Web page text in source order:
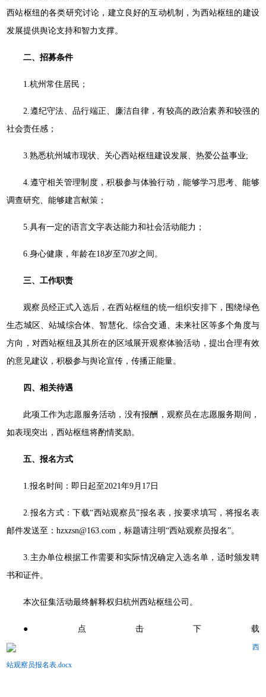
西站枢纽的各类研究讨论，建立良好的互动机制，为西站枢纽的建设
发展提供舆论支持和智力支撑。
二、招募条件
1.杭州常住居民；
2.遵纪守法、品行端正、廉洁自律，有较高的政治素养和较强的
社会责任感；
3.熟悉杭州城市现状、关心西站枢纽建设发展、热爱公益事业;
4.遵守相关管理制度，积极参与体验行动，能够学习思考、能够
调查研究、能够建言献策；
5.具有一定的语言文字表达能力和社会活动能力；
6.身心健康，年龄在18岁至70岁之间。
三、工作职责
观察员经正式入选后，在西站枢纽的统一组织安排下，围绕绿色
生态城区、站城综合体、智慧化、综合交通、未来社区等多个角度与
方向，对西站枢纽及其所在的区域展开观察体验活动，提出合理有效
的意见建议，积极参与舆论宣传，传播正能量。
四、相关待遇
此项工作为志愿服务活动，没有报酬，观察员在志愿服务期间，
如表现突出，西站枢纽将酌情奖励。
五、报名方式
1.报名时间：即日起至2021年9月17日
2.报名方式：下载“西站观察员”报名表，按要求填写，将报名表
邮件发送至：hzxzsn@163.com，标题请注明“西站观察员报名”。
3.主办单位根据工作需要和实际情况确定入选名单，适时颁发聘
书和证件。
本次征集活动最终解释权归杭州西站枢纽公司。
●点击下载
西
站观察员报名表.docx